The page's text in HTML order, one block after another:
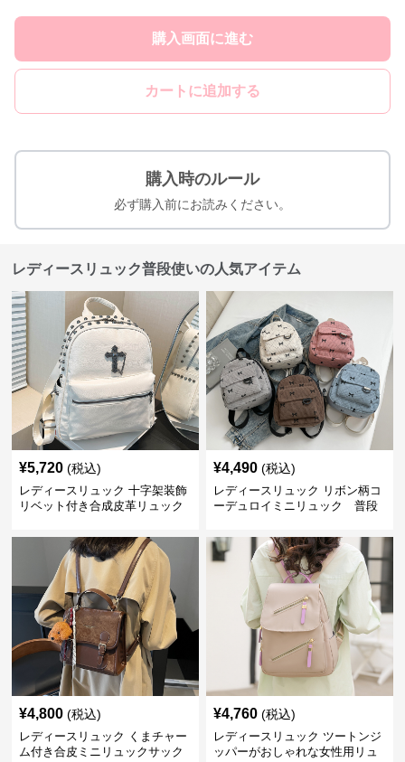
購入画面に進む
カートに追加する
購入時のルール
必ず購入前にお読みください。
レディースリュック普段使いの人気アイテム
¥5,720 (税込)
レディースリュック 十字架装飾
リベット付き合成皮革リュック
¥4,490 (税込)
レディースリュック リボン柄コ
ーデュロイミニリュック 普段
¥4,800 (税込)
レディースリュック くまチャー
ム付き合皮ミニリュックサック
¥4,760 (税込)
レディースリュック ツートンジ
ッパーがおしゃれな女性用リュ